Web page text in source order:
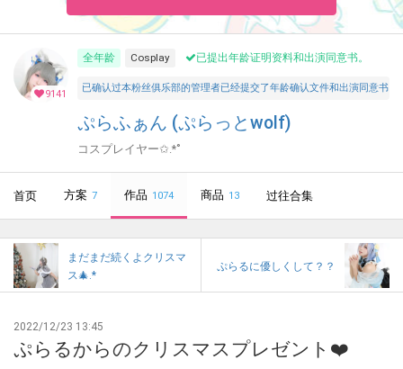
9141
全年龄 Cosplay 已提出年龄证明资料和出演同意书。
已确认过本粉丝俱乐部的管理者已经提交了年龄确认文件和出演同意
ぷらふぁん (ぷらっとwolf)
コスプレイヤー✩.*˚
首页 方案 7 作品 1074 商品 13 过往合集
まだまだ続くよクリスマ
ス🎄.*
ぷらるに優しくして？？
2022/12/23 13:45
ぷらるからのクリスマスプレゼント❤️